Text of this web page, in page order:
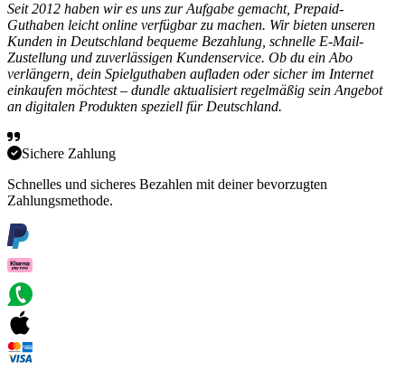
Seit 2012 haben wir es uns zur Aufgabe gemacht, Prepaid-
Guthaben leicht online verfügbar zu machen. Wir bieten unseren
Kunden in Deutschland bequeme Bezahlung, schnelle E-Mail-
Zustellung und zuverlässigen Kundenservice. Ob du ein Abo
verlängern, dein Spielguthaben aufladen oder sicher im Internet
einkaufen möchtest – dundle aktualisiert regelmäßig sein Angebot
an digitalen Produkten speziell für Deutschland.
Sichere Zahlung
Schnelles und sicheres Bezahlen mit deiner bevorzugten
Zahlungsmethode.